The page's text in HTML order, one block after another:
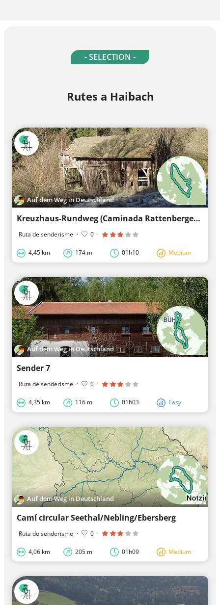
- SELECTION -
Rutes a Haibach
Auf dem Weg in Deutschland
Kreuzhaus-Rundweg (Caminada Rattenberger 7)
Ruta de senderisme · 0 ·
4,45 km 174 m 01h10 Medium
Auf dem Weg in Deutschland
Sender 7
Ruta de senderisme · 0 ·
4,35 km 116 m 01h03 Easy
Auf dem Weg in Deutschland
Camí circular Seethal/Nebling/Ebersberg
Ruta de senderisme · 0 ·
4,06 km 205 m 01h09 Medium